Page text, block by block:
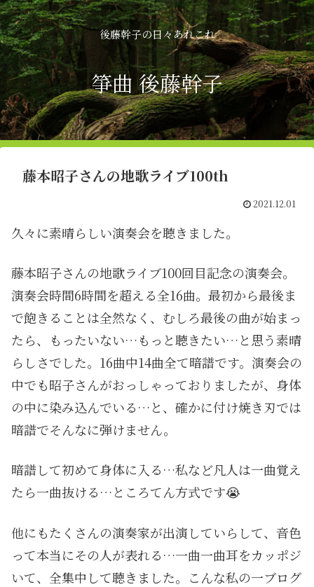
後藤幹子の日々あれこれ
箏曲 後藤幹子
藤本昭子さんの地歌ライブ100th
2021.12.01
久々に素晴らしい演奏会を聴きました。
藤本昭子さんの地歌ライブ100回目記念の演奏会。
演奏会時間6時間を超える全16曲。最初から最後ま
で飽きることは全然なく、むしろ最後の曲が始まっ
たら、もったいない…もっと聴きたい…と思う素晴
らしさでした。16曲中14曲全て暗譜です。演奏会の
中でも昭子さんがおっしゃっておりましたが、身体
の中に染み込んでいる…と、確かに付け焼き刃では
暗譜でそんなに弾けません。
暗譜して初めて身体に入る…私など凡人は一曲覚え
たら一曲抜ける…ところてん方式です😭
他にもたくさんの演奏家が出演していらして、音色
って本当にその人が表れる…一曲一曲耳をカッポジ
いて、全集中して聴きました。こんな私の一ブログ